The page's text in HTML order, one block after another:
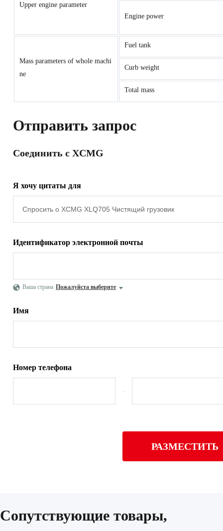
Upper engine parameter
Engine power
Mass parameters of whole machi
ne
Fuel tank
Curb weight
Total mass
Отправить запрос
Соединить с XCMG
Я хочу цитаты для
Идентификатор электронной почты
Ваша страна Пожалуйста выберите
Имя
Номер телефона
-
РАЗМЕСТИТЬ
Сопутствующие товары,